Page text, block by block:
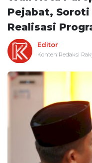
Pejabat, Soroti
Realisasi
Editor
Konten Redaksi